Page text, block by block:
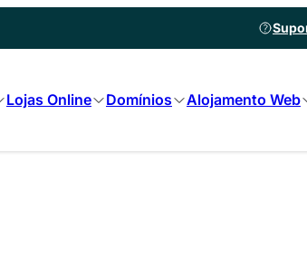
Lojas Online Domínios Alojamento Web